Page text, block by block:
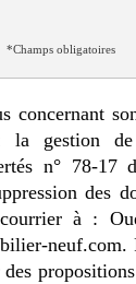
*Champs obligatoires
concernant
la gestion
n° 78-17
des
à :